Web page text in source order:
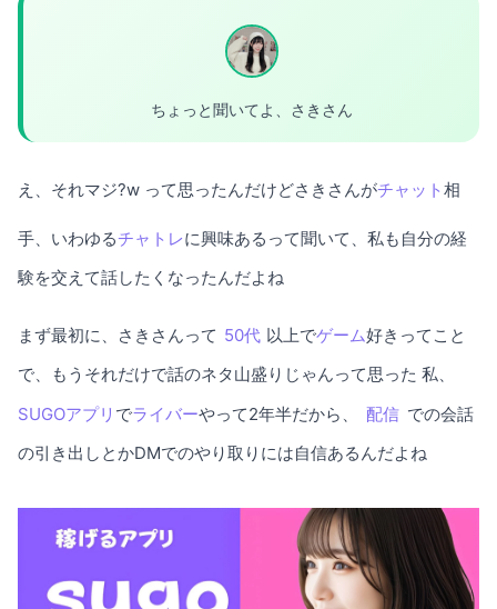
ちょっと聞いてよ、さきさん
え、それマジ?w って思ったんだけどさきさんがチャット 相
手、いわゆるチャトレに興味あるって聞いて、私も自分の経
験を交えて話したくなったんだよね
まず最初に、さきさんって 50代 以上でゲーム好きってこと
で、もうそれだけで話のネタ山盛りじゃんって思った 私、
SUGOアプリ でライバーやって2年半だから、 配信 での会話
の引き出しとかDMでのやり取りには自信あるんだよね